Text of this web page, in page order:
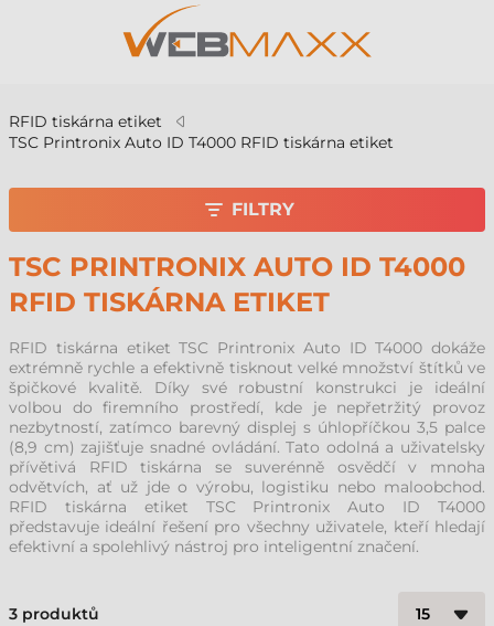
RFID tiskárna etiket
TSC Printronix Auto ID T4000 RFID tiskárna etiket
TSC PRINTRONIX AUTO ID T4000
RFID TISKÁRNA ETIKET
RFID tiskárna etiket TSC Printronix Auto ID T4000 dokáže
extrémně rychle a efektivně tisknout velké množství štítků ve
špičkové kvalitě. Díky své robustní konstrukci je ideální
volbou do firemního prostředí, kde je nepřetržitý provoz
nezbytností, zatímco barevný displej s úhlopříčkou 3,5 palce
(8,9 cm) zajišťuje snadné ovládání. Tato odolná a uživatelsky
přívětivá RFID tiskárna se suverénně osvědčí v mnoha
odvětvích, ať už jde o výrobu, logistiku nebo maloobchod.
RFID tiskárna etiket TSC Printronix Auto ID T4000
představuje ideální řešení pro všechny uživatele, kteří hledají
efektivní a spolehlivý nástroj pro inteligentní značení.
3 produktů
FILTRY